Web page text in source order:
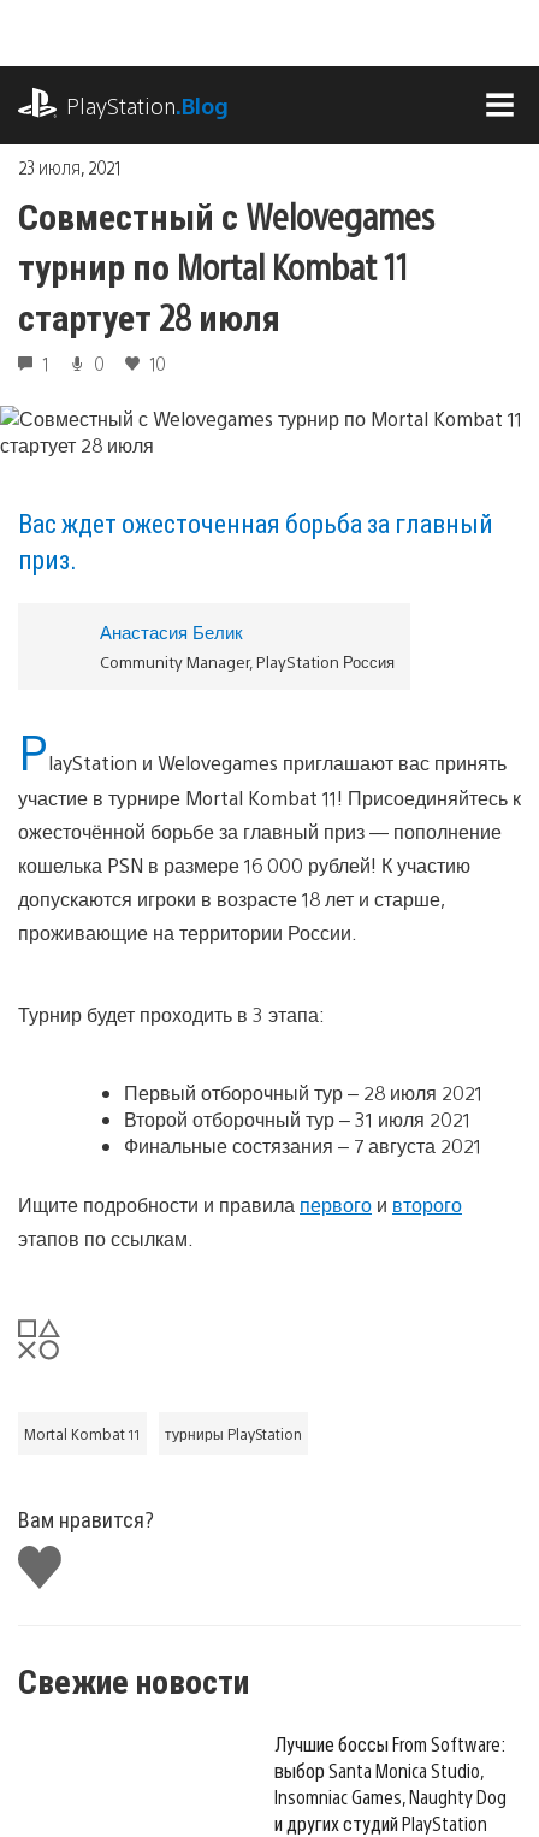
содержимому
PlayStation.Blog
23 июля, 2021
Совместный с Welovegames
турнир по Mortal Kombat 11
стартует 28 июля
1 0 10
Вас ждет ожесточенная борьба за главный
приз.
Анастасия Белик
Community Manager, PlayStation Россия
PlayStation и Welovegames приглашают вас принять
участие в турнире Mortal Kombat 11! Присоединяйтесь к
ожесточённой борьбе за главный приз — пополнение
кошелька PSN в размере 16 000 рублей! К участию
допускаются игроки в возрасте 18 лет и старше,
проживающие на территории России.
Турнир будет проходить в 3 этапа:
Первый отборочный тур – 28 июля 2021
Второй отборочный тур – 31 июля 2021
Финальные состязания – 7 августа 2021
Ищите подробности и правила первого и второго
этапов по ссылкам.
Mortal Kombat 11 турниры PlayStation
Вам нравится?
Поставить
лайк
Свежие новости
Лучшие боссы From Software:
выбор Santa Monica Studio,
Insomniac Games, Naughty Dog
и других студий PlayStation